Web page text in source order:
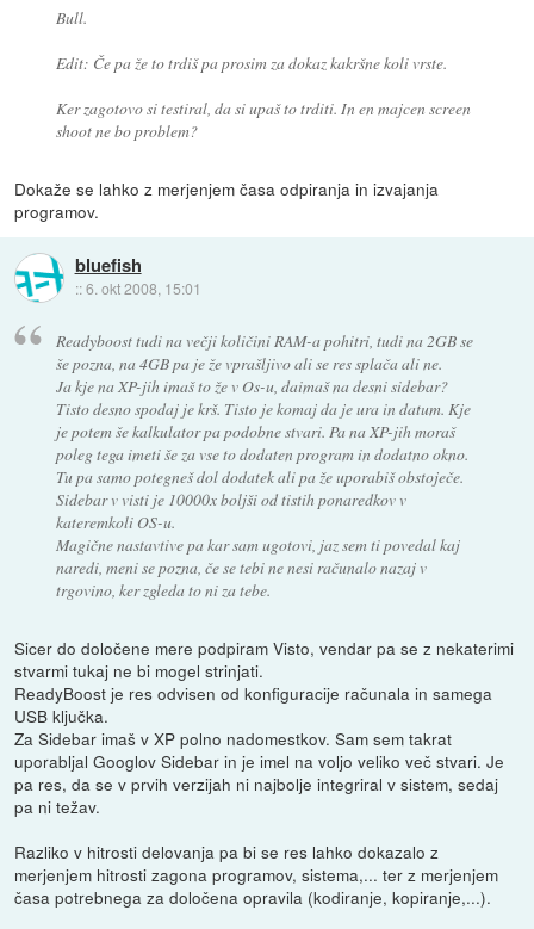
Bull.
Edit: Če pa že to trdiš pa prosim za dokaz kakršne koli vrste.
Ker zagotovo si testiral, da si upaš to trditi. In en majcen screen
shoot ne bo problem?
Dokaže se lahko z merjenjem časa odpiranja in izvajanja
programov.
bluefish
::6. okt 2008, 15:01
Readyboost tudi na večji količini RAM-a pohitri, tudi na 2GB se
še pozna, na 4GB pa je že vprašljivo ali se res splača ali ne.
Ja kje na XP-jih imaš to že v Os-u, daimaš na desni sidebar?
Tisto desno spodaj je krš. Tisto je komaj da je ura in datum. Kje
je potem še kalkulator pa podobne stvari. Pa na XP-jih moraš
poleg tega imeti še za vse to dodaten program in dodatno okno.
Tu pa samo potegneš dol dodatek ali pa že uporabiš obstoječe.
Sidebar v visti je 10000x boljši od tistih ponaredkov v
kateremkoli OS-u.
Magične nastavtive pa kar sam ugotovi, jaz sem ti povedal kaj
naredi, meni se pozna, če se tebi ne nesi računalo nazaj v
trgovino, ker zgleda to ni za tebe.
Sicer do določene mere podpiram Visto, vendar pa se z nekaterimi
stvarmi tukaj ne bi mogel strinjati.
ReadyBoost je res odvisen od konfiguracije računala in samega
USB ključka.
Za Sidebar imaš v XP polno nadomestkov. Sam sem takrat
uporabljal Googlov Sidebar in je imel na voljo veliko več stvari. Je
pa res, da se v prvih verzijah ni najbolje integriral v sistem, sedaj
pa ni težav.
Razliko v hitrosti delovanja pa bi se res lahko dokazalo z
merjenjem hitrosti zagona programov, sistema,... ter z merjenjem
časa potrebnega za določena opravila (kodiranje, kopiranje,...).